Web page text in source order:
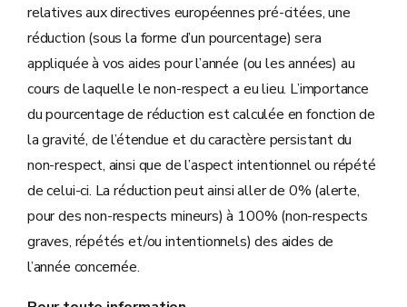
relatives aux directives européennes pré-citées, une
réduction (sous la forme d’un pourcentage) sera
appliquée à vos aides pour l’année (ou les années) au
cours de laquelle le non-respect a eu lieu. L’importance
du pourcentage de réduction est calculée en fonction de
la gravité, de l’étendue et du caractère persistant du
non-respect, ainsi que de l’aspect intentionnel ou répété
de celui-ci. La réduction peut ainsi aller de 0% (alerte,
pour des non-respects mineurs) à 100% (non-respects
graves, répétés et/ou intentionnels) des aides de
l’année concernée.